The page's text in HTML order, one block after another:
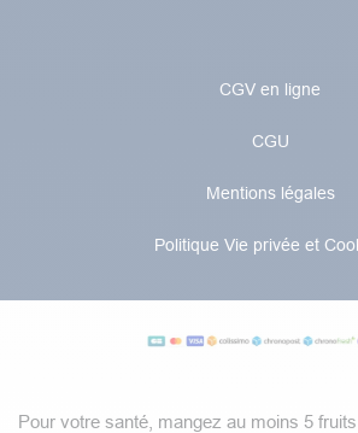
CGV en ligne
CGU
Mentions légales
Politique Vie privée et
Pour votre santé, mangez au moins 5